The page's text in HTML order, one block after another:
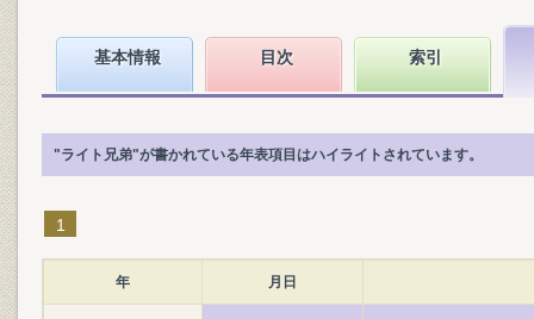
基本情報 目次 索引
"ライト兄弟"が書かれている年表項目はハイライトされています。
1
年 月日